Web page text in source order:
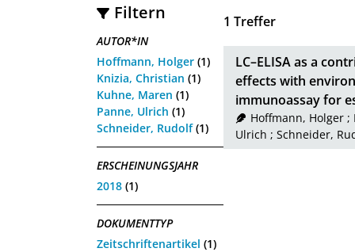
Filtern
AUTOR*IN
Hoffmann, Holger (1)
Knizia, Christian (1)
Kuhne, Maren (1)
Panne, Ulrich (1)
Schneider, Rudolf(1)
ERSCHEINUNGSJAHR
2018 (1)
DOKUMENTTYP
Zeitschriftenartikel (1)
1 Treffer
LC–ELISA as a
effects with
immunoassay for
Hoffmann, Holger;
Ulrich ; Schneider,